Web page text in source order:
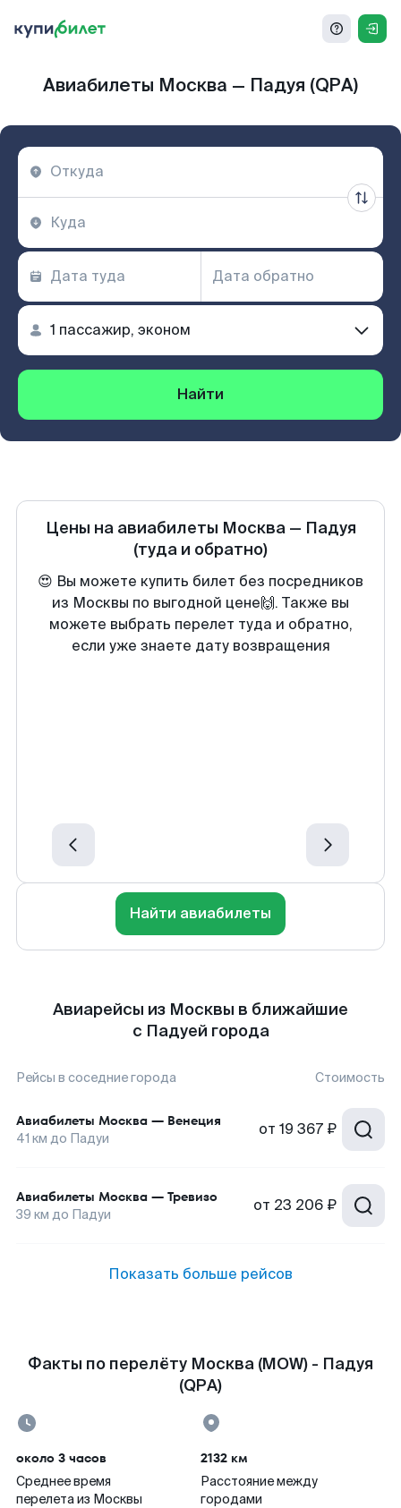
Авиабилеты Москва — Падуя (QPA)
Найти
Цены на авиабилеты Москва— Падуя
(туда и обратно)
😍 Вы можете купить билет без посредников
из Москвы по выгодной цене🙌. Также вы
можете выбрать перелет туда и обратно,
если уже знаете дату возвращения
Найти авиабилеты
Авиарейсы из Москвы в ближайшие
с Падуей города
Рейсы в соседние города Стоимость
Авиабилеты Москва — Венеция
41 км до Падуи от 19 367 ₽
Авиабилеты Москва — Тревизо
39 км до Падуи от 23 206 ₽
Показать больше рейсов
Факты по перелёту Москва (MOW) - Падуя
(QPA)
около 3 часов
Среднее время
перелета из Москвы
2132 км
Расстояние между
городами